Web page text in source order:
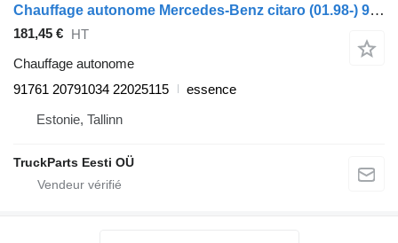
Chauffage autonome Mercedes-Benz citaro (01.98-) 91761 pour Mercedes-Benz Bus II (1996-)
181,45 €
HT
Chauffage autonome
91761 20791034 22025115
essence
Estonie, Tallinn
TruckParts Eesti OÜ